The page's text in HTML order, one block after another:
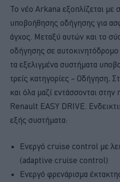
Το νέο Arkana εξοπλίζεται με
υποβοήθησης οδήγησης για
άγχος. Μεταξύ αυτών και το
οδήγησης σε αυτοκινητόδρομο
τα εξελιγμένα συστήματα
τρείς κατηγορίες – Οδήγηση,
και όλα μαζί εντάσσονται
Renault EASY DRIVE.
εξής συστήματα:
Ενεργό cruise control με
(adaptive cruise control)
Ενεργό φρενάρισμα